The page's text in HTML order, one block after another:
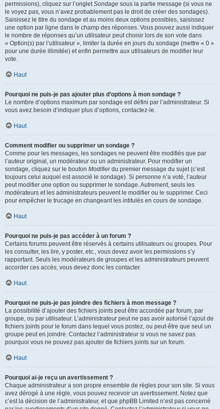
permissions), cliquez sur l’ongletSondage sous la partie message (si vous ne
le voyez pas, vous n’avez probablement pas le droit de créer des sondages).
Saisissez le titre du sondage et au moins deux options possibles, saisissez
une option par ligne dans le champ des réponses. Vous pouvez aussi indiquer
le nombre de réponses qu’un utilisateur peut choisir lors de son vote dans
« Option(s) par l’utilisateur », limiter la durée en jours du sondage (mettre « 0 »
pour une durée illimitée) et enfin permettre aux utilisateurs de modifier leur
vote.
Haut
Pourquoi ne puis-je pas ajouter plus d’options à mon sondage ?
Le nombre d’options maximum par sondage est défini par l’administrateur. Si
vous avez besoin d’indiquer plus d’options, contactez-le.
Haut
Comment modifier ou supprimer un sondage ?
Comme pour les messages, les sondages ne peuvent être modifiés que par
l’auteur original, un modérateur ou un administrateur. Pour modifier un
sondage, cliquez sur le bouton Modifierdu premier message du sujet (c’est
toujours celui auquel est associé le sondage). Si personne n’a voté, l’auteur
peut modifier une option ou supprimer le sondage. Autrement, seuls les
modérateurs et les administrateurs peuvent le modifier ou le supprimer. Ceci
pour empêcher le trucage en changeant les intitulés en cours de sondage.
Haut
Pourquoi ne puis-je pas accéder à un forum ?
Certains forums peuvent être réservés à certains utilisateurs ou groupes. Pour
les consulter, les lire, y poster, etc., vous devez avoir les permissions s’y
rapportant. Seuls les modérateurs de groupes et les administrateurs peuvent
accorder ces accès, vous devez donc les contacter.
Haut
Pourquoi ne puis-je pas joindre des fichiers à mon message ?
La possibilité d’ajouter des fichiers joints peut être accordée par forum, par
groupe, ou par utilisateur. L’administrateur peut ne pas avoir autorisé l’ajout de
fichiers joints pour le forum dans lequel vous postez, ou peut-être que seul un
groupe peut en joindre. Contactez l’administrateur si vous ne savez pas
pourquoi vous ne pouvez pas ajouter de fichiers joints sur un forum.
Haut
Pourquoi ai-je reçu un avertissement ?
Chaque administrateur a son propre ensemble de règles pour son site. Si vous
avez dérogé à une règle, vous pouvez recevoir un avertissement. Notez que
c’est la décision de l’administrateur, et que phpBB Limited n’est pas concerné